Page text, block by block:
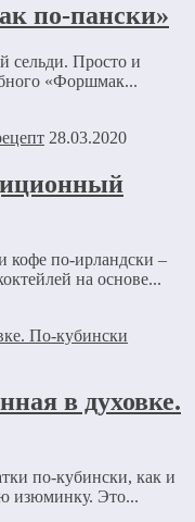
по-пански»
сельди. Просто и
«Форшмак...
28.03.2020
по-ирландски –
на основе...
в духовке.
по-кубински, как и
изюминку. Это...